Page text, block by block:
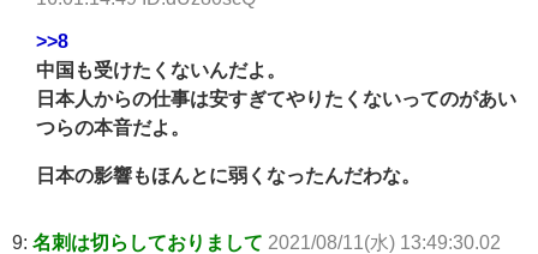
>>8
中国も受けたくないんだよ。
日本人からの仕事は安すぎてやりたくないってのがあい
つらの本音だよ。
日本の影響もほんとに弱くなったんだわな。
9: 名刺は切らしておりまして 2021/08/11(水) 13:49:30.02